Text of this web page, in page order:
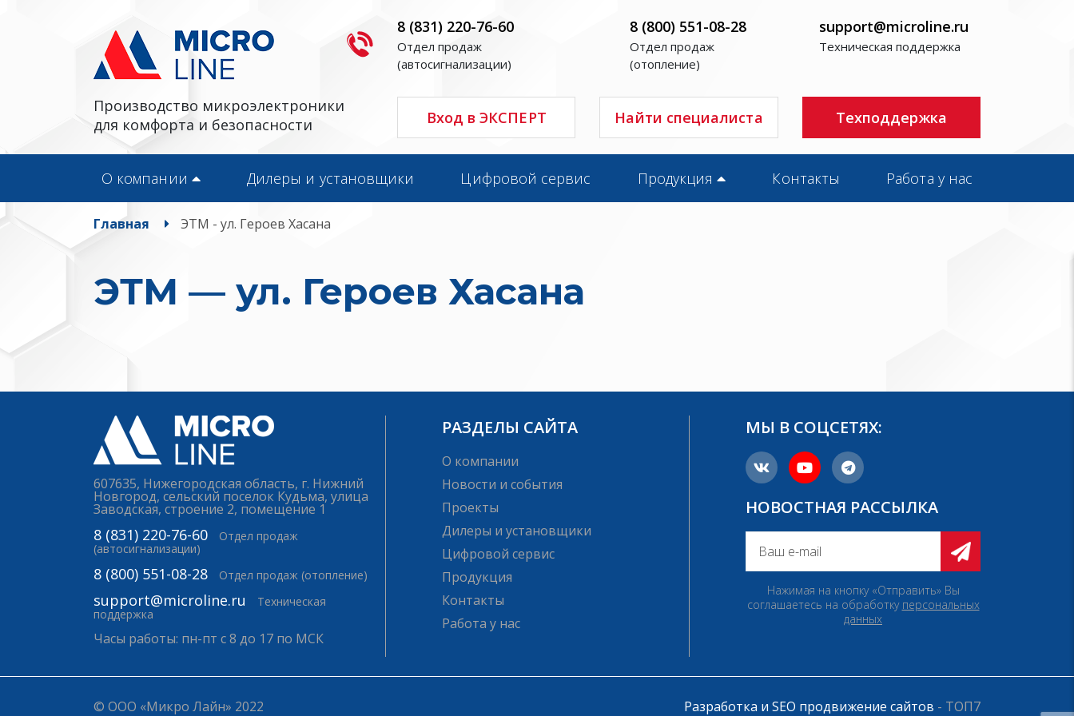
Производство микроэлектроники
для комфорта и безопасности
8 (831) 220-76-60
Отдел продаж
(автосигнализации)
8 (800) 551-08-28
Отдел продаж
(отопление)
support@microline.ru
Техническая поддержка
Вход в ЭКСПЕРТ Найти специалиста Техподдержка
О компании Дилеры и установщики Цифровой сервис Продукция Контакты Работа у нас
Главная ЭТМ - ул. Героев Хасана
ЭТМ — ул. Героев Хасана
607635, Нижегородская область, г. Нижний
Новгород, сельский поселок Кудьма, улица
Заводская, строение 2, помещение 1
8 (831) 220-76-60
Отдел продаж
(автосигнализации)
8 (800) 551-08-28 Отдел продаж (отопление)
support@microline.ru
Техническая
поддержка
Часы работы: пн-пт с 8 до 17 по МСК
РАЗДЕЛЫ САЙТА
О компании
Новости и события
Проекты
Дилеры и установщики
Цифровой сервис
Продукция
Контакты
Работа у нас
МЫ В СОЦСЕТЯХ:
НОВОСТНАЯ РАССЫЛКА
Нажимая на кнопку «Отправить» Вы
соглашаетесь на обработку персональных
данных
© ООО «Микро Лайн» 2022 Разработка и SEO продвижение сайтов - ТОП7